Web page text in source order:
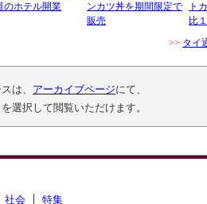
のホテル開業
ンカツ丼を期間限定で
販売
ト
比
>> タイ
は、 アーカイブページにて、
選択して閲覧いただけます。
社会 特集